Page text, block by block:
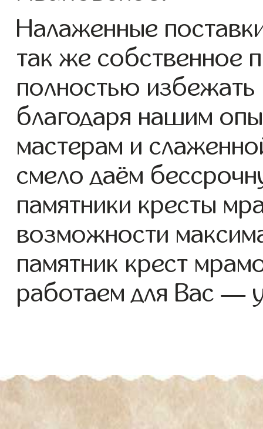
Налаженные
так же собственное
полностью
благодаря нашим
мастерам и
смело даём
памятники кресты
возможности
памятник крест
работаем для Вас —